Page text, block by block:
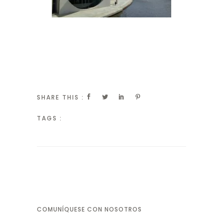
SHARE THIS :
TAGS :
COMUNÍQUESE CON NOSOTROS